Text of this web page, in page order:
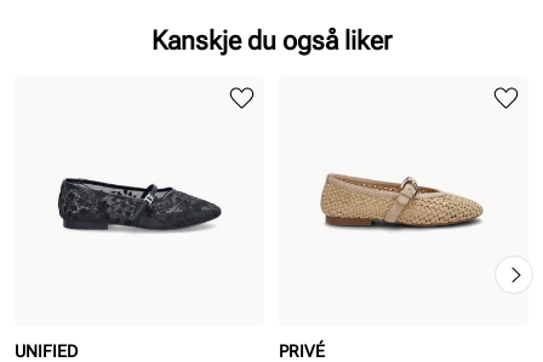
Kanskje du også liker
UNIFIED
PRIVÉ